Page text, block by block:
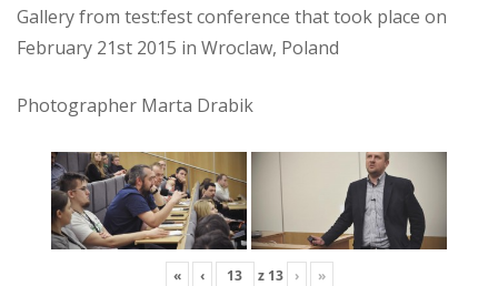
Gallery from test:fest conference that took place on
February 21st 2015 in Wroclaw, Poland
Photographer Marta Drabik
« ‹ z 13 › »